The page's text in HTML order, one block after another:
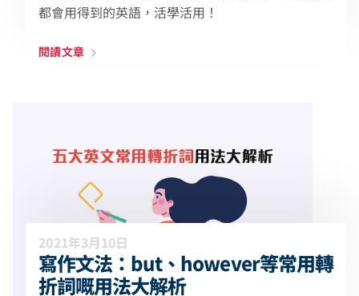
都會用得到的英語，活學活用！
閱讀文章
2021年3月10日
寫作文法：but、however等常用轉
折詞嘅用法大解析